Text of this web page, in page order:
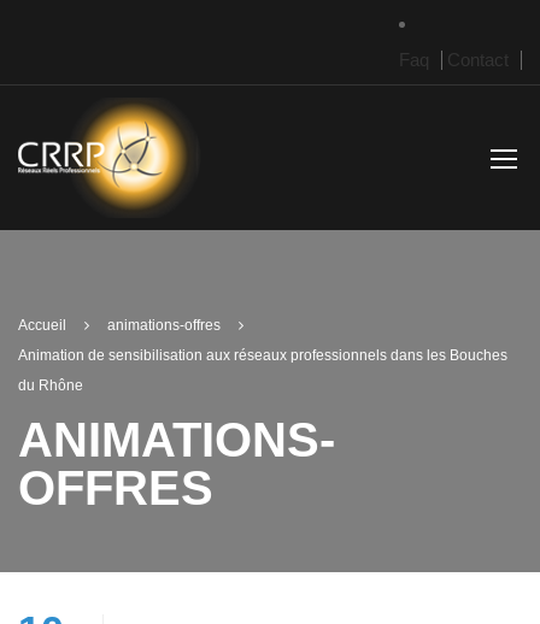
Faq Contact
Accueil
animations-offres
Animation de sensibilisation aux réseaux professionnels dans les Bouches
du Rhône
ANIMATIONS-
OFFRES